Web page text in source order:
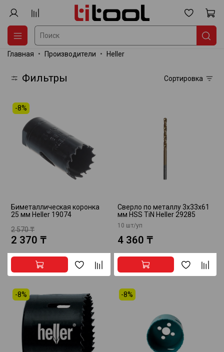
Главная Производители Heller
Фильтры Сортировка
-8%
Биметаллическая коронка
25 мм Heller 19074
2 570 ₸
2 370 ₸
Сверло по металлу 3х33х61
мм HSS TiN Heller 29285
10 шт/уп
4 360 ₸
-8% -8%